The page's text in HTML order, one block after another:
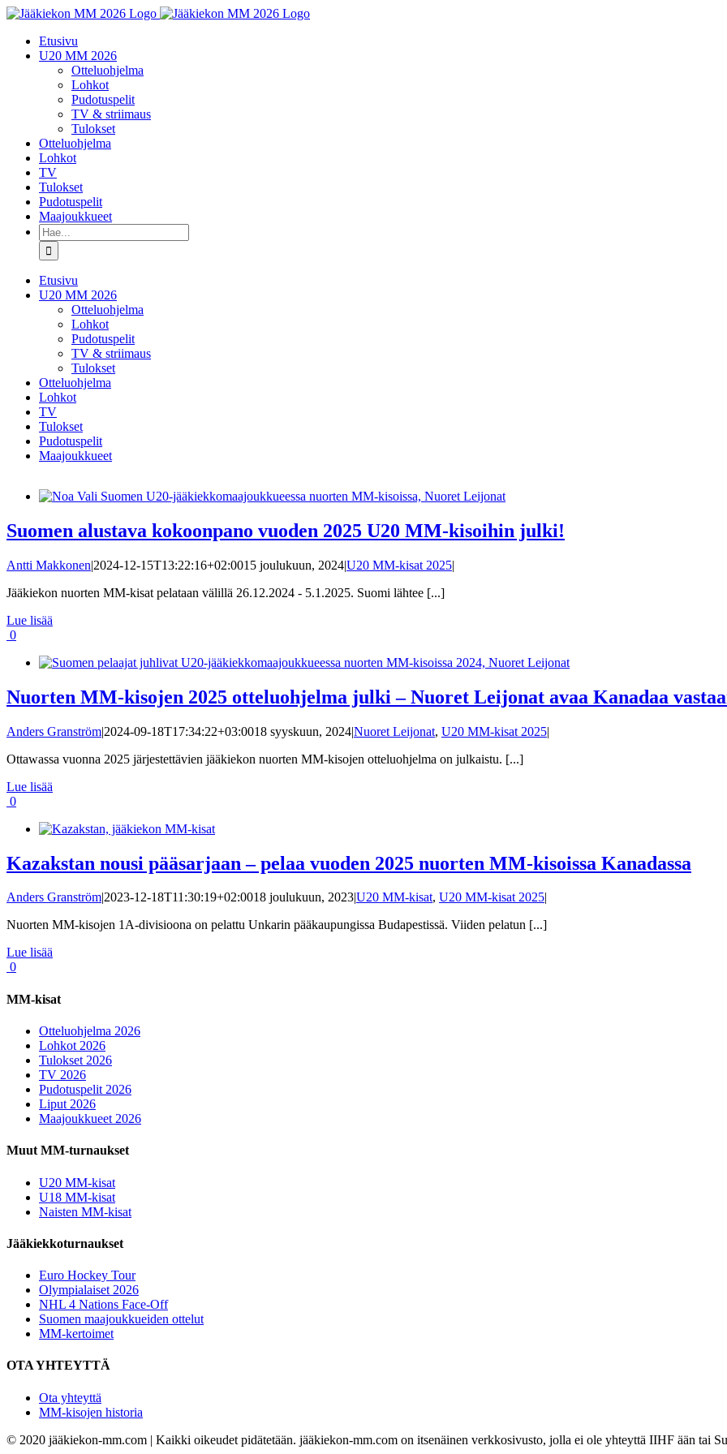
Skip
contentEtusivu
U20 MM 2026
Otteluohjelma
Lohkot
Pudotuspelit
TV & striimaus
Tulokset
Otteluohjelma
Lohkot
TV
Tulokset
Pudotuspelit
Maajoukkueet
Etsi
...
Etusivu
U20 MM 2026
Otteluohjelma
Lohkot
Pudotuspelit
TV & striimaus
Tulokset
Otteluohjelma
Lohkot
TV
Tulokset
Pudotuspelit
Maajoukkueet
Suomen alustava kokoonpano vuoden 2025 U20 MM-kisoihin julki!
Antti Makkonen|2024-12-15T13:22:16+02:0015 joulukuun, 2024|U20 MM-kisat 2025|
Jääkiekon nuorten MM-kisat pelataan välillä 26.12.2024 - 5.1.2025. Suomi lähtee [...]
Lue lisää
0
Nuorten MM-kisojen 2025 otteluohjelma julki – Nuoret Leijonat avaa Kanadaa
Anders Granström|2024-09-18T17:34:22+03:0018 syyskuun, 2024|Nuoret Leijonat, U20 MM-kisat 2025|
Ottawassa vuonna 2025 järjestettävien jääkiekon nuorten MM-kisojen otteluohjelma on julkaistu. [...]
Lue lisää
0
Kazakstan nousi pääsarjaan – pelaa vuoden 2025 nuorten MM-kisoissa Kanadassa
Anders Granström|2023-12-18T11:30:19+02:0018 joulukuun, 2023|U20 MM-kisat, U20 MM-kisat 2025|
Nuorten MM-kisojen 1A-divisioona on pelattu Unkarin pääkaupungissa Budapestissä. Viiden pelatun [...]
Lue lisää
0
MM-kisat
Otteluohjelma 2026
Lohkot 2026
Tulokset 2026
TV 2026
Pudotuspelit 2026
Liput 2026
Maajoukkueet 2026
Muut MM-turnaukset
U20 MM-kisat
U18 MM-kisat
Naisten MM-kisat
Jääkiekkoturnaukset
Euro Hockey Tour
Olympialaiset 2026
NHL 4 Nations Face-Off
Suomen maajoukkueiden ottelut
MM-kertoimet
OTA YHTEYTTÄ
Ota yhteyttä
MM-kisojen historia
© 2020 jääkiekon-mm.com | Kaikki oikeudet pidätetään. jääkiekon-mm.com on itsenäinen verkkosivusto, jolla ei ole yhteyttä IIHF ään tai